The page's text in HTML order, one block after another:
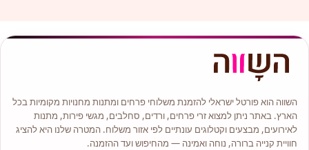
השווה הוא פורטל ישראלי להזמנת משלוחי פרחים ומתנות מחנויות מקומיות בכל
הארץ. באתר ניתן למצוא זרי פרחים, ורדים, סחלבים, מגשי פירות, מתנות
לאירועים, מבצעים וקטלוגים עונתיים לפי אזור משלוח. המטרה שלנו היא להציג
חוויית קנייה ברורה, נוחה ואמינה — מהחיפוש ועד ההזמנה.